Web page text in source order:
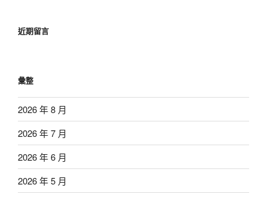
近期留言
彙整
2026 年 8 月
2026 年 7 月
2026 年 6 月
2026 年 5 月